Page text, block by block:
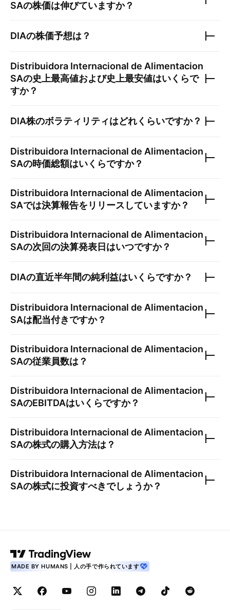
SAの株価は伸びていますか？
DIAの株価予想は？
Distribuidora Internacional de Alimentacion
SAの史上最高値および史上最安値はいくらで
すか？
DIA株のボラティリティはどれくらいですか？
Distribuidora Internacional de Alimentacion
SAの時価総額はいくらですか？
Distribuidora Internacional de Alimentacion
SAでは決算報告をリリースしていますか？
Distribuidora Internacional de Alimentacion
SAの次回の決算発表日はいつですか？
DIAの直近半年間の純利益はいくらですか？
Distribuidora Internacional de Alimentacion
SAは配当付きですか？
Distribuidora Internacional de Alimentacion
SAの従業員数は？
Distribuidora Internacional de Alimentacion
SAのEBITDAはいくらですか？
Distribuidora Internacional de Alimentacion
SAの株式の購入方法は？
Distribuidora Internacional de Alimentacion
SAの株式に投資すべきでしょうか？
MADE BY HUMANS | 人の手で作られています